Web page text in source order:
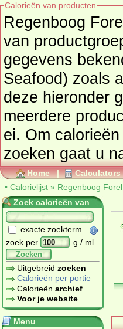
Calorieën van producten
Regenboog
van
gegevens bekend zijn van Regenboog Forel Filets
Seafood) zoals
deze hieronder getoond. Kijk hier voor een totaaloverzicht van
ei. Om
zoeken gaat u
Home | Calculators
• Calorielijst » Regenboog
Zoek calorieën van
exacte zoekterm
zoek per
g / ml
Zoeken
Uitgebreid zoeken
Calorieën per portie
Calorieën archief
Voor je website
Menu